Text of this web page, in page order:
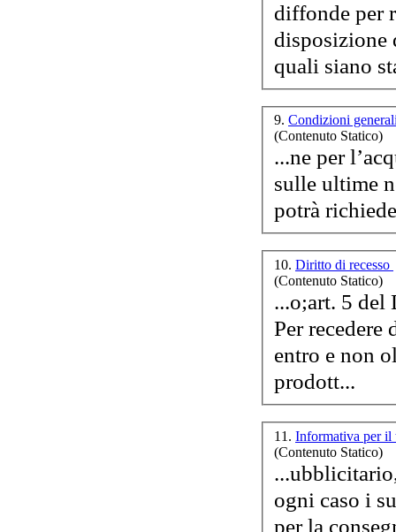
diffonde per
disposizione
quali siano
9. Condizioni
(Contenuto Statico)
...ne per
sulle ultime
potrà
10. Diritto di recesso
(Contenuto Statico)
...o;art. 5 del
Per recedere
entro e non
prodott...
11. Informativa per il
(Contenuto Statico)
ogni caso i
per la